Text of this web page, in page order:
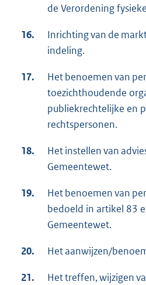
de Verordening
16.
Inrichting van de
indeling.
17.
Het benoemen van
toezichthoudende
publiekrechtelijke en
rechtspersonen.
18.
Het instellen van
Gemeentewet.
19.
Het benoemen van
bedoeld in artikel 83
Gemeentewet.
20. Het aanwijzen/
21.
Het treffen, wijzigen